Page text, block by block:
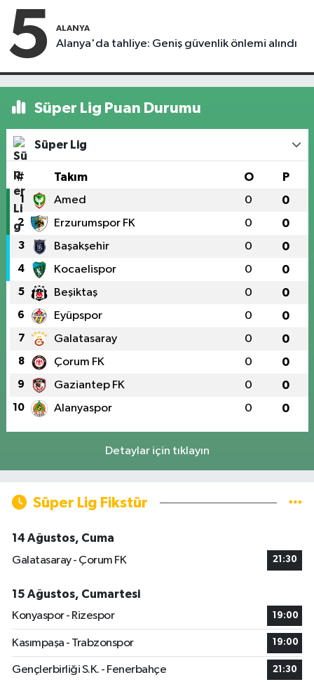
5 ALANYA
Alanya'da tahliye: Geniş güvenlik önlemi alındı
Süper Lig Puan Durumu
Süper Lig
# Takım O P
1 Amed 0 0
2 Erzurumspor FK 0 0
3 Başakşehir 0 0
4 Kocaelispor 0 0
5 Beşiktaş 0 0
6 Eyüpspor 0 0
7 Galatasaray 0 0
8 Çorum FK 0 0
9 Gaziantep FK 0 0
10 Alanyaspor 0 0
Detaylar için tıklayın
Süper Lig Fikstür
14 Ağustos, Cuma
Galatasaray - Çorum FK
21:30
15 Ağustos, Cumartesi
Konyaspor - Rizespor
19:00
Kasımpaşa - Trabzonspor 19:00
Gençlerbirliği S.K. - Fenerbahçe 21:30